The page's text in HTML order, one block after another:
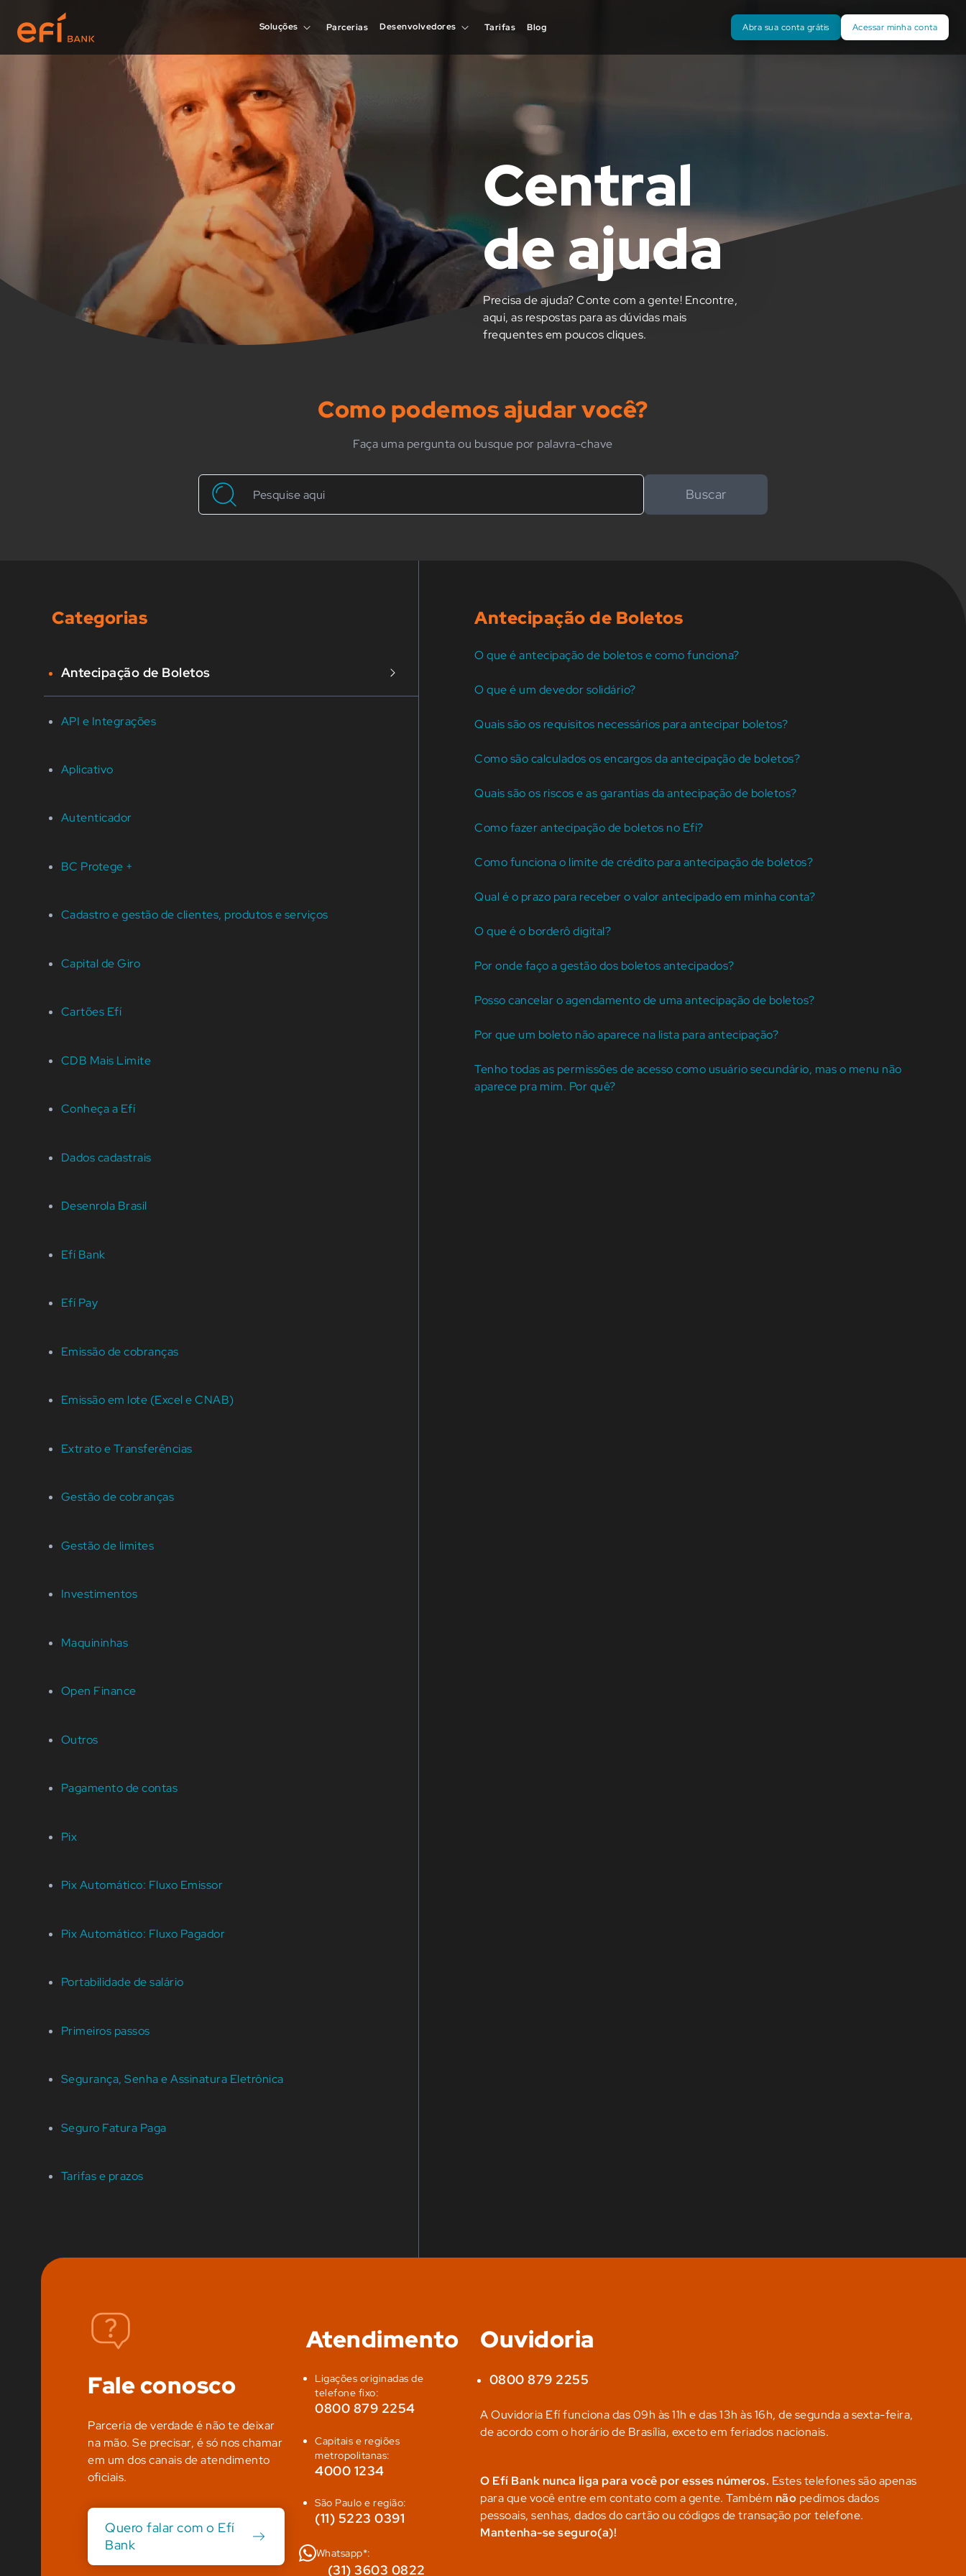
Soluções Parcerias Desenvolvedores Tarifas Blog Abra sua conta grátis Acessar minha conta
Central
de ajuda
Precisa de ajuda? Conte com a gente! Encontre,
aqui, as respostas para as dúvidas mais
frequentes em poucos cliques.
Como podemos ajudar você?
Faça uma pergunta ou busque por palavra-chave
Buscar
Categorias
Antecipação de Boletos
API e Integrações
Aplicativo
Autenticador
BC Protege +
Cadastro e gestão de clientes, produtos e serviços
Capital de Giro
Cartões Efí
CDB Mais Limite
Conheça a Efí
Dados cadastrais
Desenrola Brasil
Efí Bank
Efí Pay
Emissão de cobranças
Emissão em lote (Excel e CNAB)
Extrato e Transferências
Gestão de cobranças
Gestão de limites
Investimentos
Maquininhas
Open Finance
Outros
Pagamento de contas
Pix
Pix Automático: Fluxo Emissor
Pix Automático: Fluxo Pagador
Portabilidade de salário
Primeiros passos
Segurança, Senha e Assinatura Eletrônica
Seguro Fatura Paga
Tarifas e prazos
Antecipação de Boletos
O que é antecipação de boletos e como funciona?
O que é um devedor solidário?
Quais são os requisitos necessários para antecipar boletos?
Como são calculados os encargos da antecipação de boletos?
Quais são os riscos e as garantias da antecipação de boletos?
Como fazer antecipação de boletos no Efí?
Como funciona o limite de crédito para antecipação de boletos?
Qual é o prazo para receber o valor antecipado em minha conta?
O que é o borderô digital?
Por onde faço a gestão dos boletos antecipados?
Posso cancelar o agendamento de uma antecipação de boletos?
Por que um boleto não aparece na lista para antecipação?
Tenho todas as permissões de acesso como usuário secundário, mas o menu não
aparece pra mim. Por quê?
Fale conosco
Parceria de verdade é não te deixar
na mão. Se precisar, é só nos chamar
em um dos canais de atendimento
oficiais.
Quero falar com o Efí
Bank
Atendimento
Ligações originadas de
telefone fixo:
0800 879 2254
Capitais e regiões
metropolitanas:
4000 1234
São Paulo e região:
(11) 5223 0391
Whatsapp*:
(31) 3603 0822
Ouvidoria
0800 879 2255
A Ouvidoria Efí funciona das 09h às 11h e das 13h às 16h, de segunda a sexta-feira,
de acordo com o horário de Brasília, exceto em feriados nacionais.
O Efí Bank nunca liga para você por esses números. Estes telefones são apenas
para que você entre em contato com a gente. Também não pedimos dados
pessoais, senhas, dados do cartão ou códigos de transação por telefone.
Mantenha-se seguro(a)!